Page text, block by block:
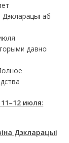
аб
давно
июля:
Дэкларацыі